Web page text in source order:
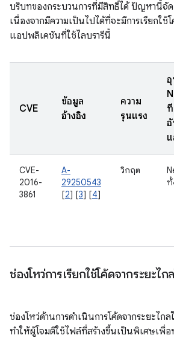
บริบทของกระบวนการที่มีสิทธิ์ได้ ปัญหานี้จัด
เนื่องจากมีความเป็นไปได้ที่จะมีการเรียกใช้
แอปพลิเคชันที่ใช้ไลบรารีนี้
CVE
ข้อมูล
อ้างอิง
ความ
รุนแรง
ที่
CVE-
2016-
3861
A-
29250543
[2] [3] [4]
วิกฤต
ทั้
ช่องโหว่การเรียกใช้โค้ดจากระยะ
ช่องโหว่ด้านการดำเนินการโค้ดจากระยะไก
ทำให้ผู้โจมตีใช้ไฟล์ที่สร้างขึ้นเป็นพิเศษเพื่อ